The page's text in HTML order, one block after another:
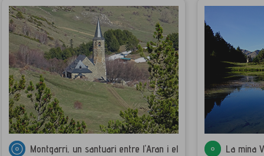
Montgarri, un santuari entre l'Aran i el
La mina